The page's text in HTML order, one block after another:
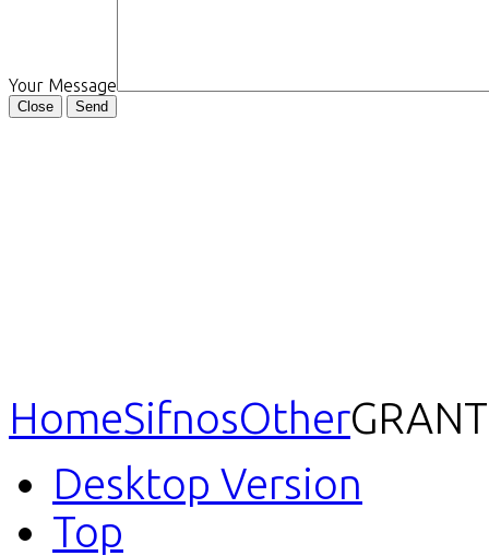
Your Message
Close Send
HomeSifnosOther
Desktop Version
Top